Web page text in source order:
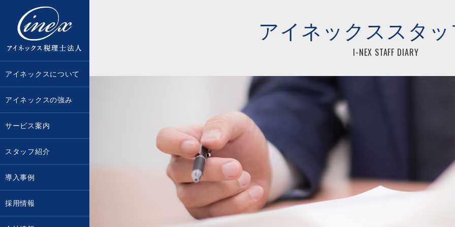
アイネックスについて
アイネックスの強み
サービス案内
スタッフ紹介
導入事例
採用情報
アイネックススタ
I-NEX STAFF DIARY